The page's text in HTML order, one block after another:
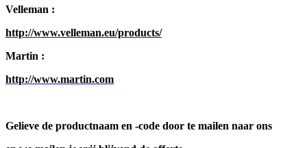
Velleman :
http://www.velleman.eu/products/
Martin :
http://www.martin.com
Gelieve de productnaam en -code door te mailen naar ons